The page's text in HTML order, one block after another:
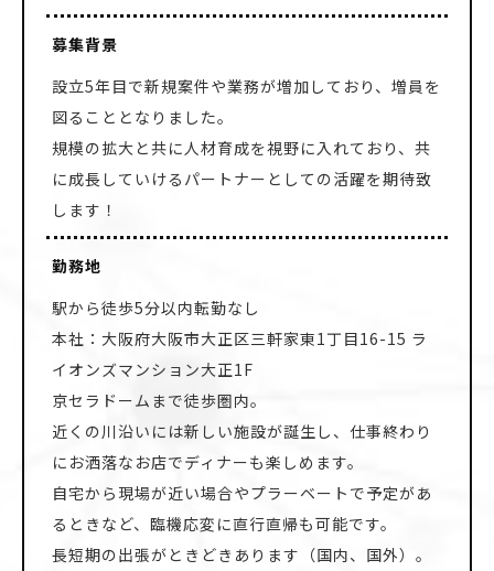
募集背景
設立5年目で新規案件や業務が増加しており、増員を
図ることとなりました。
規模の拡大と共に人材育成を視野に入れており、共
に成長していけるパートナーとしての活躍を期待致
します！
勤務地
駅から徒歩5分以内転勤なし
本社：大阪府大阪市大正区三軒家東1丁目16-15 ラ
イオンズマンション大正1F
京セラドームまで徒歩圏内。
近くの川沿いには新しい施設が誕生し、仕事終わり
にお洒落なお店でディナーも楽しめます。
自宅から現場が近い場合やプラーベートで予定があ
るときなど、臨機応変に直行直帰も可能です。
長短期の出張がときどきあります（国内、国外）。